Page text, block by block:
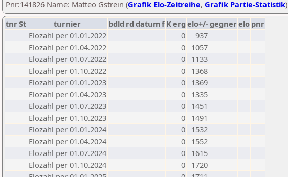
Pnr:141826 Name: Matteo Gstrein (Grafik Elo-Zeitreihe, Grafik Partie-Statistik)
tnrSt turnier bdld rd datumf Kerg elo+/-gegnerelo pnr
Elozahl per 01.01.2022
0
937
Elozahl per 01.04.2022
0
1057
Elozahl per 01.07.2022
0
1133
Elozahl per 01.10.2022
0
1368
Elozahl per 01.01.2023
0
1369
Elozahl per 01.04.2023
0
1335
Elozahl per 01.07.2023
0
1451
Elozahl per 01.10.2023
0
1491
Elozahl per 01.01.2024
0
1532
Elozahl per 01.04.2024
0
1552
Elozahl per 01.07.2024
0
1615
Elozahl per 01.10.2024
0
1720